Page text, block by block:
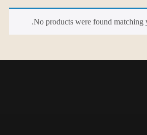
No products were found matching